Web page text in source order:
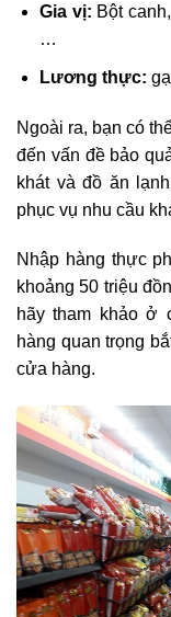
Gia vị: Bột
…
Lương thực:
Ngoài ra, bạn có
đến vấn đề bảo
khát và đồ ăn
phục vụ nhu cầu
Nhập hàng thực
khoảng 50 triệu
hãy tham khảo ở
hàng quan trọng
cửa hàng.